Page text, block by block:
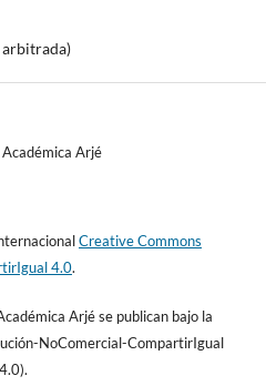
arbitrada)
Arjé
Creative Commons
4.0.
Arjé se publican bajo la
NoComercial-CompartirIgual